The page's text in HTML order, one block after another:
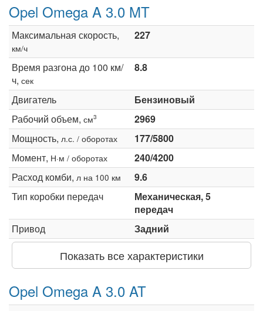
Opel Omega A 3.0 MT
Максимальная скорость,
км/ч
227
Время разгона до 100 км/
ч, сек
8.8
Двигатель
Бензиновый
Рабочий объем, см3
2969
Мощность, л.с. / оборотах
177/5800
Момент, Н·м / оборотах
240/4200
Расход комби, л на 100 км
9.6
Тип коробки передач
Механическая, 5
передач
Привод
Задний
Показать все характеристики
Opel Omega A 3.0 AT